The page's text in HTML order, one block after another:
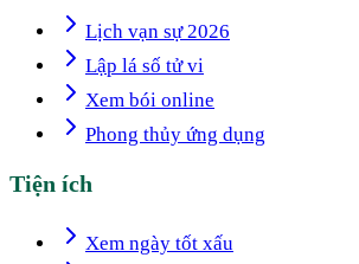
Lịch vạn sự 2026
Lập lá số tử vi
Xem bói online
Phong thủy ứng dụng
Tiện ích
Xem ngày tốt xấu